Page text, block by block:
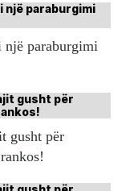
paraburgimi
gusht për